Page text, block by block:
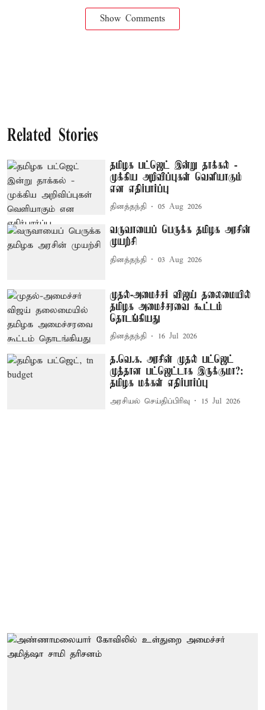
Show Comments
Related Stories
தமிழக பட்ஜெட் இன்று தாக்கல் -
முக்கிய அறிவிப்புகள் வெளியாகும்
என எதிர்பார்ப்பு
தினத்தந்தி 05 Aug 2026
வருவாயைப் பெருக்க தமிழக அரசின்
முயற்சி
தினத்தந்தி 03 Aug 2026
முதல்-அமைச்சர் விஜய் தலைமையில்
தமிழக அமைச்சரவை கூட்டம்
தொடங்கியது
தினத்தந்தி 16 Jul 2026
த.வெ.க. அரசின் முதல் பட்ஜெட்
முத்தான பட்ஜெட்டாக இருக்குமா?:
தமிழக மக்கள் எதிர்பார்ப்பு
அரசியல் செய்திப்பிரிவு 15 Jul 2026